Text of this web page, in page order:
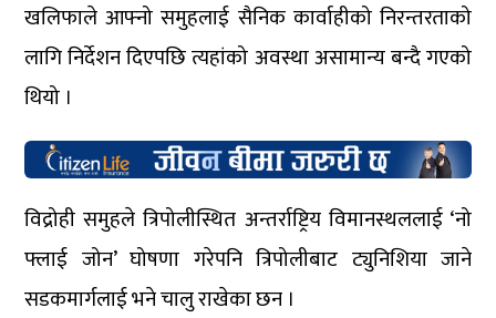
खलिफाले आफ्नो समुहलाई सैनिक कार्वाहीको निरन्तरताको
लागि निर्देशन दिएपछि त्यहांको अवस्था असामान्य बन्दै गएको
थियो ।
विद्रोही समुहले त्रिपोलीस्थित अन्तर्राष्ट्रिय विमानस्थललाई ‘नो
फ्लाई जोन’ घोषणा गरेपनि त्रिपोलीबाट ट्युनिशिया जाने
सडकमार्गलाई भने चालु राखेका छन ।